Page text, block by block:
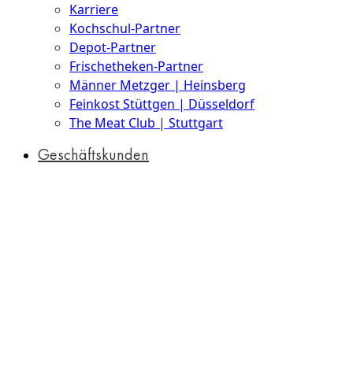
Karriere
Kochschul-Partner
Depot-Partner
Frischetheken-Partner
Männer Metzger | Heinsberg
Feinkost Stüttgen | Düsseldorf
The Meat Club | Stuttgart
Geschäftskunden